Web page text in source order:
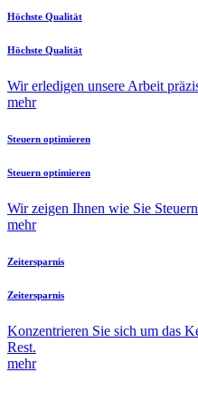
Höchste Qualität
Höchste Qualität
Wir erledigen unsere Arbeit
mehr
Steuern optimieren
Steuern optimieren
Wir zeigen Ihnen wie Sie
mehr
Zeitersparnis
Zeitersparnis
Konzentrieren Sie sich um das
Rest.
mehr